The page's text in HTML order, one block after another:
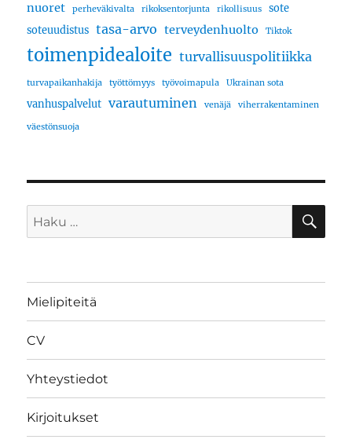
nuoret perheväkivalta rikoksentorjunta rikollisuus
sote
soteuudistus tasa-arvo terveydenhuolto Tiktok
toimenpidealoite turvallisuuspolitiikka
turvapaikanhakija työttömyys työvoimapula Ukrainan sota
vanhuspalvelut varautuminen venäjä viherrakentaminen
väestönsuoja
Etsi:
Mielipiteitä
CV
Yhteystiedot
Kirjoitukset